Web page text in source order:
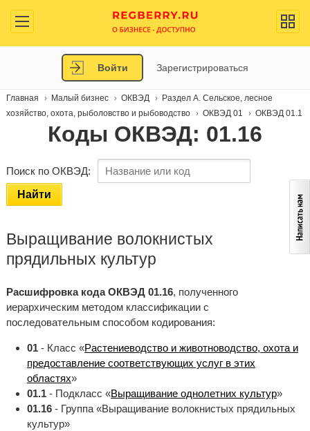
Войти Зарегистрироваться
Главная Малый бизнес ОКВЭД
Раздел A. Сельское, лесное
хозяйство, охота, рыболовство и рыбоводство
ОКВЭД 01 ОКВЭД 01.1
Коды ОКВЭД: 01.16
Поиск по ОКВЭД:
Найти
Выращивание волокнистых
прядильных культур
Расшифровка кода ОКВЭД 01.16, полученного
иерархическим методом классификации с
последовательным способом кодирования:
01- Класс «Растениеводство и животноводство, охота и
предоставление соответствующих услуг в этих
областях»
01.1- Подкласс «Выращивание однолетних культур»
01.16- Группа «Выращивание волокнистых прядильных
культур»